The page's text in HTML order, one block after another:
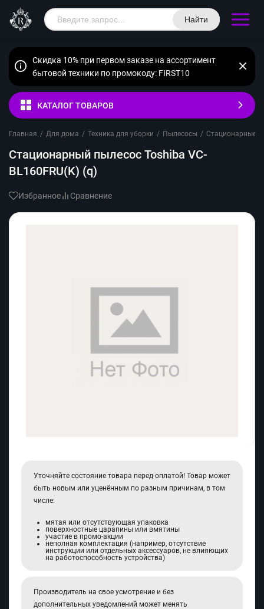
Найти
Скидка 10% при первом заказе на ассортимент
бытовой техники по промокоду: FIRST10
КАТАЛОГ ТОВАРОВ
Главная / Для дома / Техника для уборки / Пылесосы / Стационарные
Стационарный пылесос Toshiba VC-
BL160FRU(K) (q)
Избранное Сравнение
Уточняйте состояние товара перед оплатой! Товар может
быть новым или уценённым по разным причинам, в том
числе:
мятая или отсутствующая упаковка
поверхностные царапины или вмятины
участие в промо-акции
неполная комплектация (например, отсутствие
инструкции или отдельных аксессуаров, не влияющих
на работоспособность устройства)
Производитель на свое усмотрение и без
дополнительных уведомлений может менять